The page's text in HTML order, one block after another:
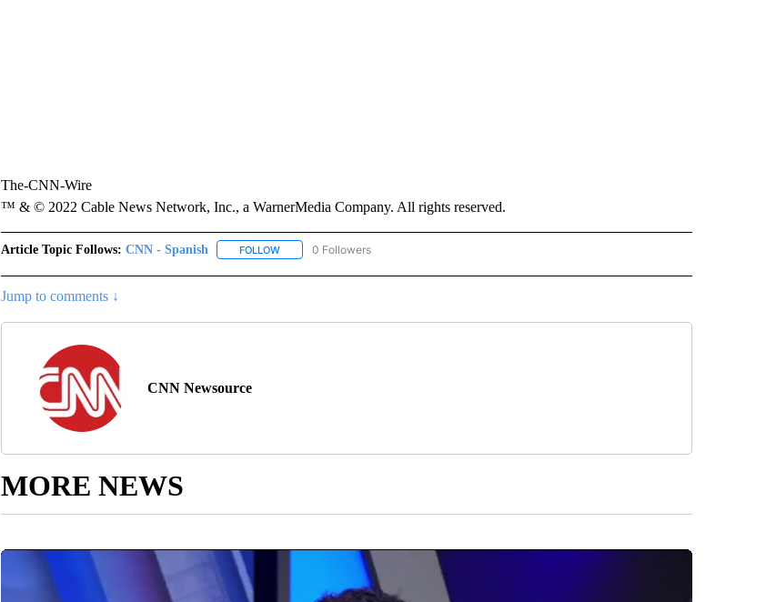
The-CNN-Wire
™ & © 2022 Cable News Network, Inc., a WarnerMedia Company. All rights reserved.
Article Topic Follows: CNN - Spanish FOLLOWFOLLOW "CNN - SPANISH" TO RECEIVE NOTIFICATIONS ABOUT NEW PAGES ON "CNN - SPANISH".
0 Followers
Jump to comments ↓
CNN Newsource
MORE NEWS